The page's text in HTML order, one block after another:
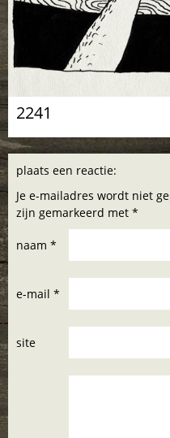
2241
plaats een reactie:
Je e-mailadres wordt niet
zijn gemarkeerd met *
naam *
e-mail *
site